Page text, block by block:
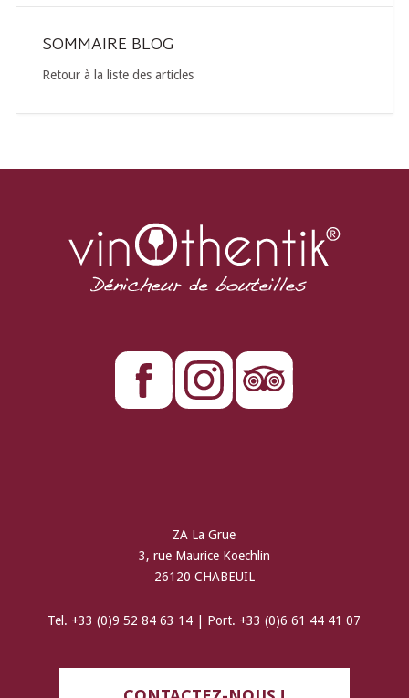
SOMMAIRE BLOG
Retour à la liste des articles
ZA La Grue
3, rue Maurice Koechlin
26120 CHABEUIL
Tel. +33 (0)9 52 84 63 14 | Port. +33 (0)6 61 44 41 07